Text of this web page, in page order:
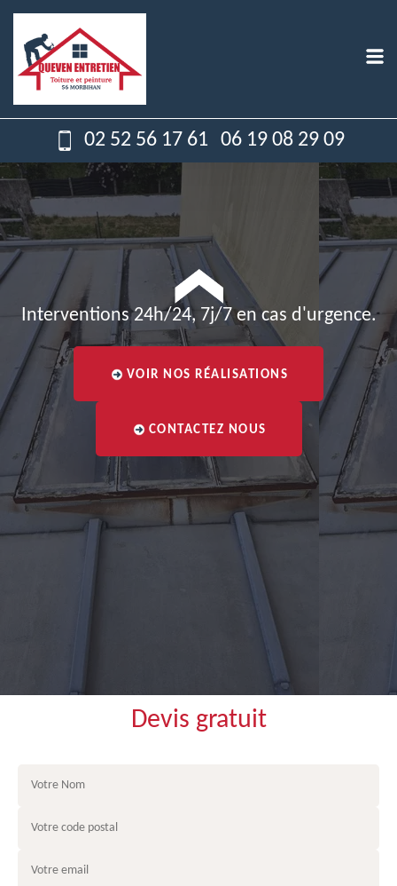
02 52 56 17 61 06 19 08 29 09
Interventions 24h/24, 7j/7 en cas d'urgence.
VOIR NOS RÉALISATIONS
CONTACTEZ NOUS
Devis gratuit